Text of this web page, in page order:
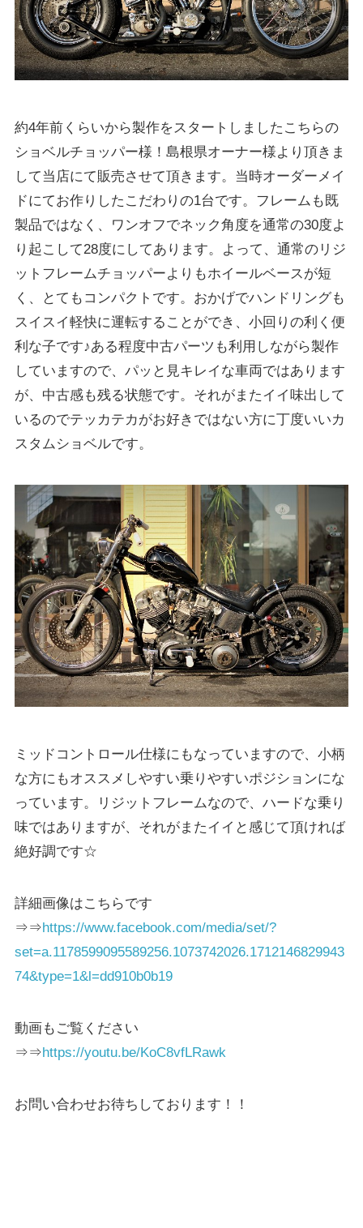
約4年前くらいから製作をスタートしましたこちらの
ショベルチョッパー様！島根県オーナー様より頂きま
して当店にて販売させて頂きます。当時オーダーメイ
ドにてお作りしたこだわりの1台です。フレームも既
製品ではなく、ワンオフでネック角度を通常の30度よ
り起こして28度にしてあります。よって、通常のリジ
ットフレームチョッパーよりもホイールベースが短
く、とてもコンパクトです。おかげでハンドリングも
スイスイ軽快に運転することができ、小回りの利く便
利な子です♪ある程度中古パーツも利用しながら製作
していますので、パッと見キレイな車両ではあります
が、中古感も残る状態です。それがまたイイ味出して
いるのでテッカテカがお好きではない方に丁度いいカ
スタムショベルです。
ミッドコントロール仕様にもなっていますので、小柄
な方にもオススメしやすい乗りやすいポジションにな
っています。リジットフレームなので、ハードな乗り
味ではありますが、それがまたイイと感じて頂ければ
絶好調です☆
詳細画像はこちらです
⇒⇒https://www.facebook.com/media/set/?
set=a.1178599095589256.1073742026.1712146829943
74&type=1&l=dd910b0b19
動画もご覧ください
⇒⇒https://youtu.be/KoC8vfLRawk
お問い合わせお待ちしております！！